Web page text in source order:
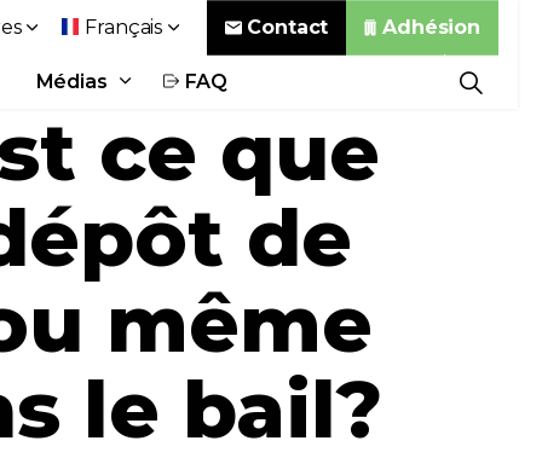
Médias FAQ
Français Contact Adhésion
ce que
de
même
le bail?